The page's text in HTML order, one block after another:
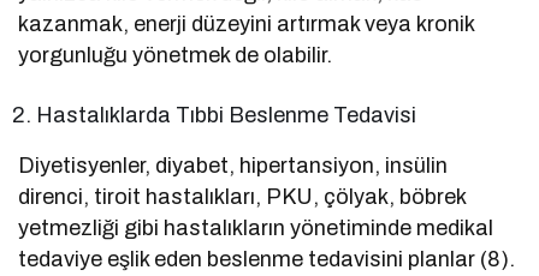
kazanmak, enerji düzeyini artırmak veya kronik
yorgunluğu yönetmek de olabilir.
Hastalıklarda Tıbbi Beslenme Tedavisi
Diyetisyenler, diyabet, hipertansiyon, insülin
direnci, tiroit hastalıkları, PKU, çölyak, böbrek
yetmezliği gibi hastalıkların yönetiminde medikal
tedaviye eşlik eden beslenme tedavisini planlar (8).